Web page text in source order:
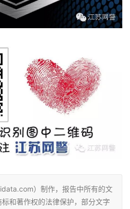
）制作，报告中所有的文
和著作权的法律保护，部分文字